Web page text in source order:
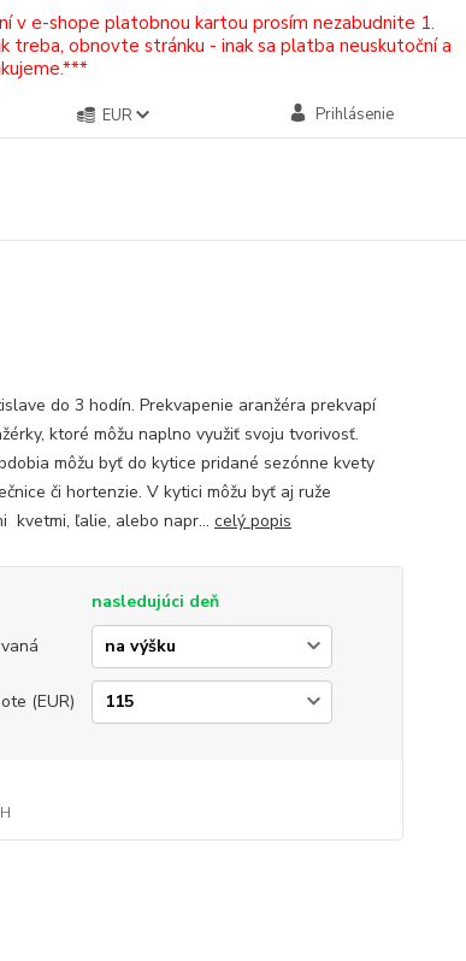
v e-shope platobnou kartou prosím nezabudnite 1.
obnovte stránku - inak sa platba neuskutoční a
EUR Prihlásenie
do 3 hodín. Prekvapenie aranžéra prekvapí
ktoré môžu naplno využiť svoju tvorivosť.
môžu byť do kytice pridané sezónne kvety
či hortenzie. V kytici môžu byť aj ruže
kvetmi, ľalie, alebo napr... celý popis
nasledujúci deň
(EUR)